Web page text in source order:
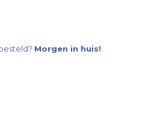
Morgen in huis!